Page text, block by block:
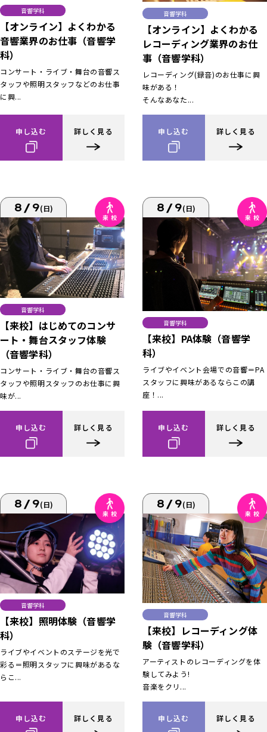
音響学科
【オンライン】よくわかる
音響業界のお仕事（音響学
科）
コンサート・ライブ・舞台の音響ス
タッフや照明スタッフなどのお仕事
に興...
申し込む 詳しく見る
音響学科
【オンライン】よくわかる
レコーディング業界のお仕
事（音響学科）
レコーディング(録音)のお仕事に興
味がある！
そんなあなた...
申し込む 詳しく見る
8/9(日)
音響学科
【来校】はじめてのコンサ
ート・舞台スタッフ体験
（音響学科）
コンサート・ライブ・舞台の音響ス
タッフや照明スタッフのお仕事に興
味が...
申し込む 詳しく見る
8/9(日)
音響学科
【来校】PA体験（音響学
科）
ライブやイベント会場での音響＝PA
スタッフに興味があるならこの講
座！...
申し込む 詳しく見る
8/9(日)
音響学科
【来校】照明体験（音響学
科）
ライブやイベントのステージを光で
彩る＝照明スタッフに興味があるな
らこ...
申し込む 詳しく見る
8/9(日)
音響学科
【来校】レコーディング体
験（音響学科）
アーティストのレコーディングを体
験してみよう!
音楽をクリ...
申し込む 詳しく見る